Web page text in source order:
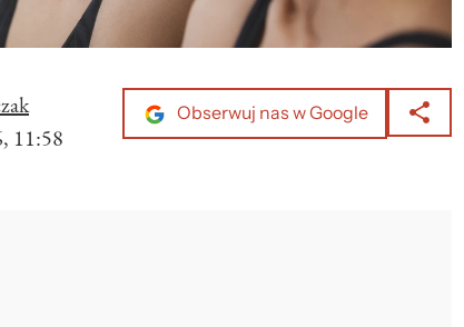
11:58
Obserwuj nas w Google